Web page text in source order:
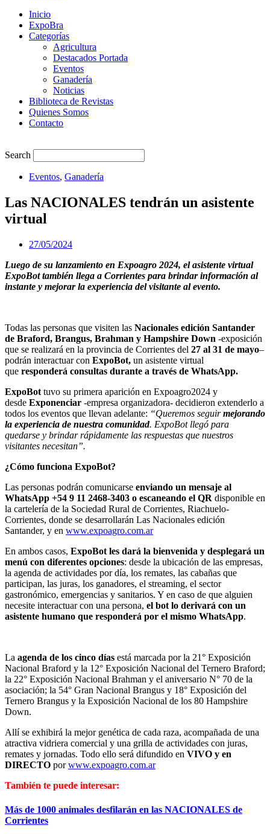
Inicio
ExpoBra
Categorías
Agricultura
Destacados Portada
Eventos
Ganadería
Noticias
Biblioteca de Revistas
Quienes Somos
Contacto
Search
Eventos, Ganadería
Las NACIONALES tendrán un asistente
virtual
27/05/2024
Luego de su lanzamiento en Expoagro 2024, el asistente virtual
ExpoBot también llega a Corrientes para brindar información al
instante y mejorar la experiencia del visitante al evento.
Todas las personas que visiten las Nacionales edición Santander
de Braford, Brangus, Brahman y Hampshire Down -exposición
que se realizará en la provincia de Corrientes del 27 al 31 de mayo–
podrán interactuar con ExpoBot, un asistente virtual
que responderá consultas durante a través de WhatsApp.
ExpoBot tuvo su primera aparición en Expoagro2024 y
desde Exponenciar -empresa organizadora- decidieron extenderlo a
todos los eventos que llevan adelante: “Queremos seguirmejorando
la experiencia de nuestra comunidad. ExpoBot llegó para
quedarse y brindar rápidamente las respuestas que nuestros
visitantes necesitan”.
¿Cómo funciona ExpoBot?
Las personas podrán comunicarse enviando un mensaje al
WhatsApp +54 9 11 2468-3403 o escaneando el QR disponible en
la cartelería de la Sociedad Rural de Corrientes, Riachuelo-
Corrientes, donde se desarrollarán Las Nacionales edición
Santander, y en www.expoagro.com.ar
En ambos casos, ExpoBot les dará la bienvenida y desplegará un
menú con diferentes opciones: desde la ubicación de las empresas,
la agenda de actividades por día, los remates, las cabañas que
participan, las juras, los ganadores, el streaming, el sector
gastronómico, emergencias y sanitarios. Y en caso de que alguien
necesite interactuar con una persona, el bot lo derivará con un
asistente humano que responderá por el mismo WhatsApp.
La agenda de los cinco días está marcada por la 21° Exposición
Nacional Braford y la 12° Exposición Nacional del Ternero Braford;
la 22° Exposición Nacional Brahman y el aniversario N° 70 de la
asociación; la 54° Gran Nacional Brangus y 18° Exposición del
Ternero Brangus y la Exposición Nacional de los 80 Hampshire
Down.
Allí se exhibirá la mejor genética de cada raza, acompañada de una
atractiva vidriera comercial y una grilla de actividades con juras,
remates y jornadas. Todo ello será difundido en VIVO y en
DIRECTO porwww.expoagro.com.ar
También te puede interesar:
Más de 1000 animales desfilarán en las NACIONALES de
Corrientes